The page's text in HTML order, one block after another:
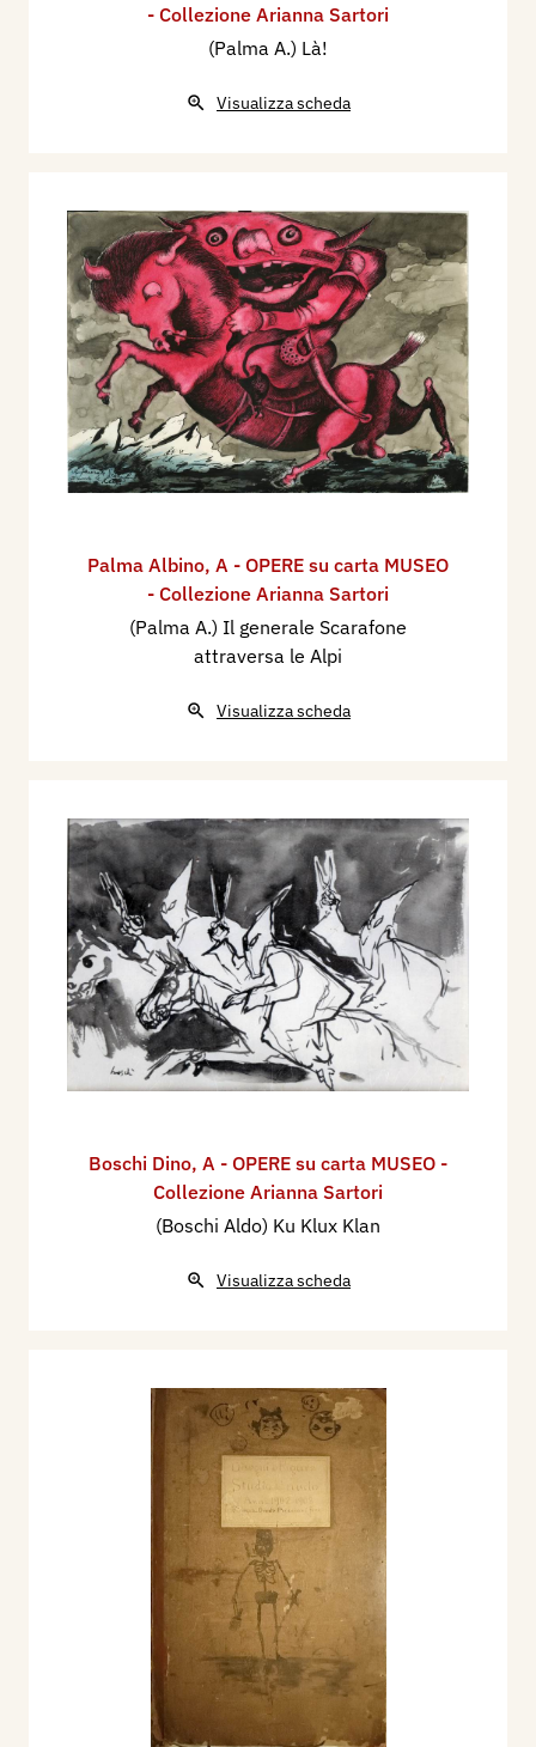
- Collezione Arianna Sartori
(Palma A.) Là!
Visualizza scheda
Palma Albino, A - OPERE su carta MUSEO
- Collezione Arianna Sartori
(Palma A.) Il generale Scarafone
attraversa le Alpi
Visualizza scheda
Boschi Dino, A - OPERE su carta MUSEO -
Collezione Arianna Sartori
(Boschi Aldo) Ku Klux Klan
Visualizza scheda